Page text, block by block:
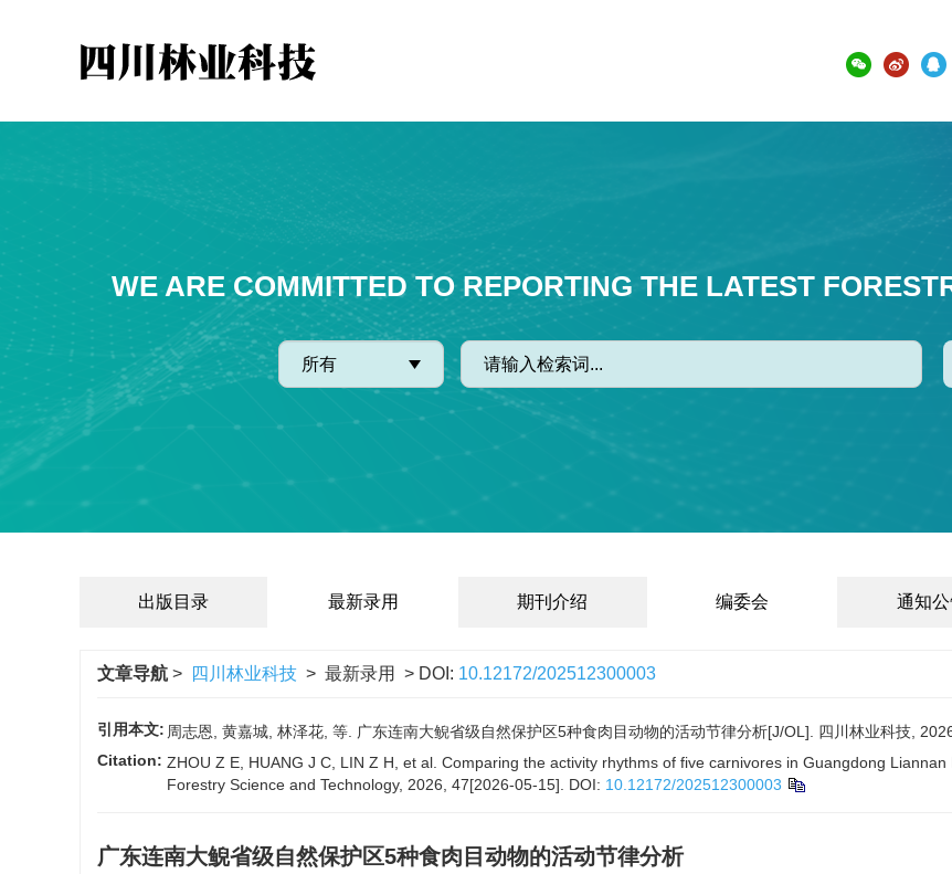
WE ARE COMMITTED TO REPORTING THE LATEST
出版目录 最新录用 期刊介绍 编委会 通知
文章导航 > 四川林业科技 > 最新录用 > DOI: 10.12172/202512300003
引用本文: 周志恩, 黄嘉城, 林泽花, 等. 广东连南大鲵省级自然保护区5种食肉目动物的活动节律分析[J/OL]. 四川林业科技,
Citation: ZHOU Z E, HUANG J C, LIN Z H, et al. Comparing the activity rhythms of five carnivores in Guangdong
Forestry Science and Technology, 2026, 47[2026-05-15].
DOI: 10.12172/202512300003
广东连南大鲵省级自然保护区5种食肉目动物的活动节律分析